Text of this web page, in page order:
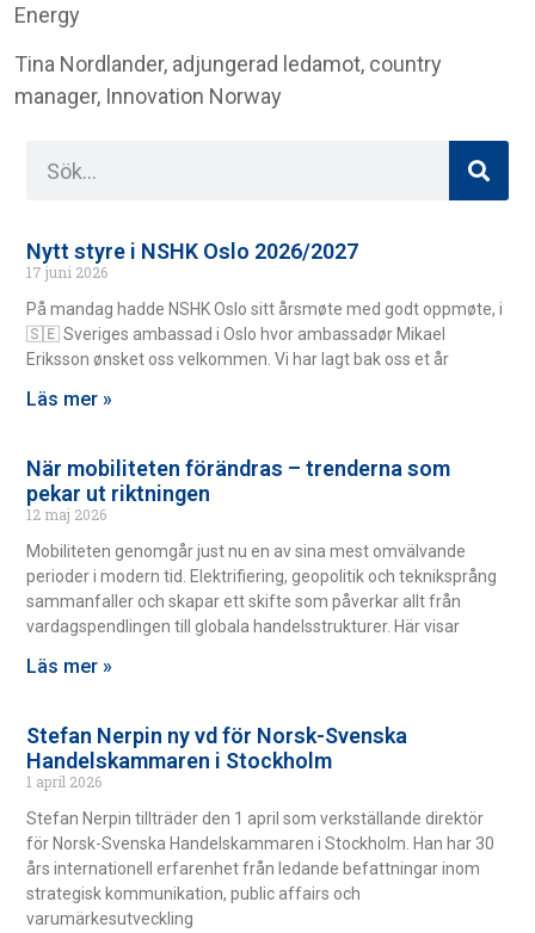
Energy
Tina Nordlander, adjungerad ledamot, country
manager, Innovation Norway
Nytt styre i NSHK Oslo 2026/2027
17 juni 2026
På mandag hadde NSHK Oslo sitt årsmøte med godt oppmøte, i
🇸🇪 Sveriges ambassad i Oslo hvor ambassadør Mikael
Eriksson ønsket oss velkommen. Vi har lagt bak oss et år
Läs mer »
När mobiliteten förändras – trenderna som
pekar ut riktningen
12 maj 2026
Mobiliteten genomgår just nu en av sina mest omvälvande
perioder i modern tid. Elektrifiering, geopolitik och tekniksprång
sammanfaller och skapar ett skifte som påverkar allt från
vardagspendlingen till globala handelsstrukturer. Här visar
Läs mer »
Stefan Nerpin ny vd för Norsk-Svenska
Handelskammaren i Stockholm
1 april 2026
Stefan Nerpin tillträder den 1 april som verkställande direktör
för Norsk-Svenska Handelskammaren i Stockholm. Han har 30
års internationell erfarenhet från ledande befattningar inom
strategisk kommunikation, public affairs och
varumärkesutveckling